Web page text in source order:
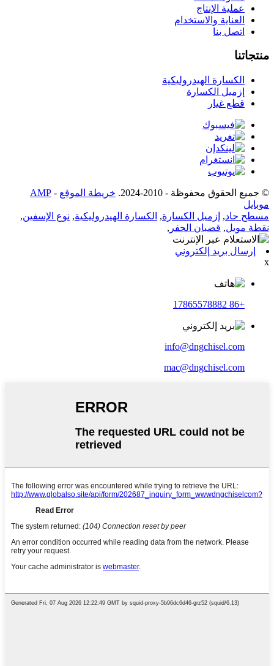
عملية الإنتاج
العناية والاستخدام
اتصل بنا
منتجاتنا
الكسارة الهيدروليكية
إزميل الكسارة
قطع غيار
© جميع الحقوق محفوظة - 2010-2024. خريطة الموقع -
AMP
موبايل
مسطح حاد, إزميل الكسارة, الكسارة الهيدروليكية, نوع الإسفين,
نقطة مويل, قضبان الحفر ,
إرسال بريد إلكتروني
x
+86 17865578882
info@dngchisel.com
mac@dngchisel.com